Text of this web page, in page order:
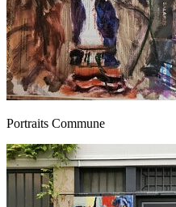
Portraits Commune